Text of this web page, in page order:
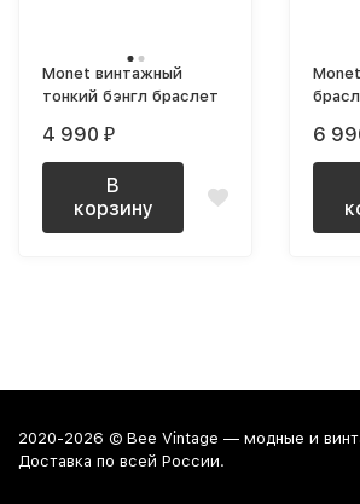
Monet винтажный
тонкий бэнгл браслет
4 990 ₽
В
корзину
6
2020-2026 © Bee Vintage — модные и
Доставка по всей России.